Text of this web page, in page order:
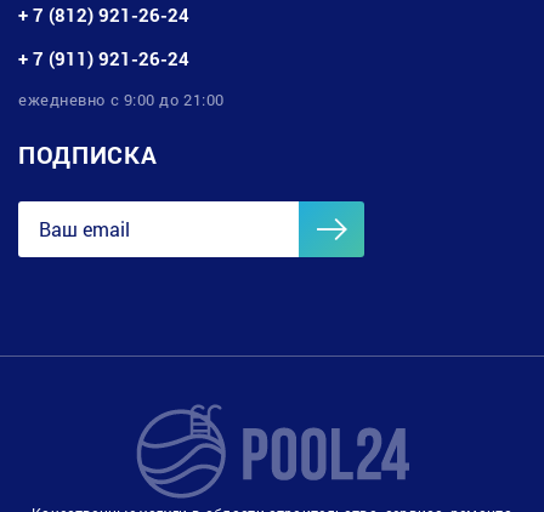
+ 7 (812) 921-26-24
+ 7 (911) 921-26-24
ежедневно с 9:00 до 21:00
ПОДПИСКА